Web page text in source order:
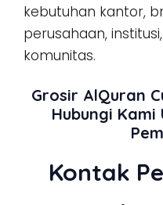
kebutuhan kantor,
perusahaan,
komunitas.
Grosir AlQuran
Hubungi
Kontak